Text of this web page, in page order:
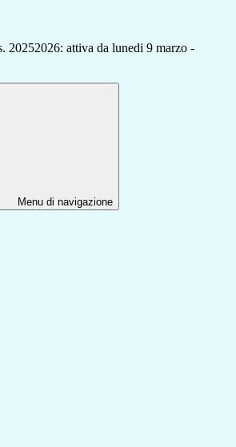
20252026: attiva da lunedi 9 marzo -
Menu di navigazione